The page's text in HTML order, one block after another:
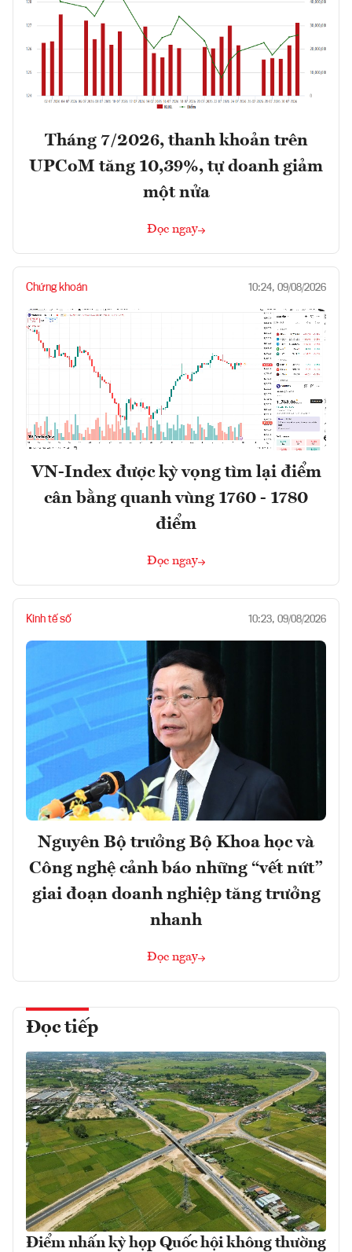
Tháng 7/2026, thanh khoản trên
UPCoM tăng 10,39%, tự doanh giảm
một nửa
Đọc ngay
Chứng khoán 10:24, 09/08/2026
VN-Index được kỳ vọng tìm lại điểm
cân bằng quanh vùng 1760 - 1780
điểm
Đọc ngay
Kinh tế số 10:23, 09/08/2026
Nguyên Bộ trưởng Bộ Khoa học và
Công nghệ cảnh báo những “vết nứt”
giai đoạn doanh nghiệp tăng trưởng
nhanh
Đọc ngay
Đọc tiếp
Điểm nhấn kỳ họp Quốc hội không thường